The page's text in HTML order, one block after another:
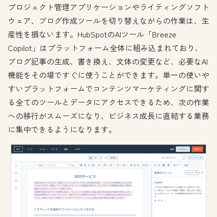
プロジェクト管理アプリケーションやライティングソフト
ウェア、ブログ作成ツールを切り替えながらの作業は、生
産性を損ないます。HubSpotのAIツール「Breeze
Copilot」はプラットフォーム全体に組み込まれており、
ブログ記事の生成、書き換え、文体の変更など、必要なAI
機能をその場ですぐに使うことができます。単一の使いや
すいプラットフォームでコンテンツマーケティングに関す
る全てのツールとデータにアクセスできるため、次の作業
への移行がスムーズになり、ビジネス成長に直結する業務
に集中できるようになります。